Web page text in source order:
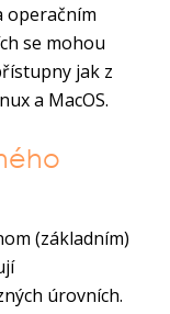
operačním
se mohou
jak z
a MacOS.
(základním)
úrovních.